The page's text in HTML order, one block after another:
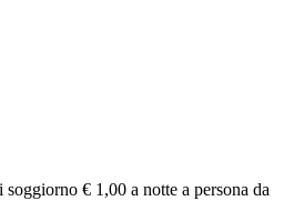
€ 1,00 a notte a persona da